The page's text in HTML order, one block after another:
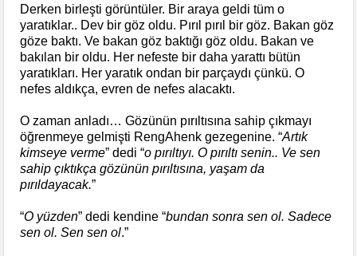
Derken birleşti görüntüler. Bir araya geldi tüm o
yaratıklar.. Dev bir göz oldu. Pırıl pırıl bir göz. Bakan göz
göze baktı. Ve bakan göz baktığı göz oldu. Bakan ve
bakılan bir oldu. Her nefeste bir daha yarattı bütün
yaratıkları. Her yaratık ondan bir parçaydı çünkü. O
nefes aldıkça, evren de nefes alacaktı.
O zaman anladı… Gözünün pırıltısına sahip çıkmayı
öğrenmeye gelmişti RengAhenk gezegenine. “Artık
kimseye verme” dedi “o pırıltıyı. O pırıltı senin.. Ve sen
sahip çıktıkça gözünün pırıltısına, yaşam da
pırıldayacak.”
“O yüzden” dedi kendine “bundan sonra sen ol. Sadece
sen ol. Sen sen ol.”